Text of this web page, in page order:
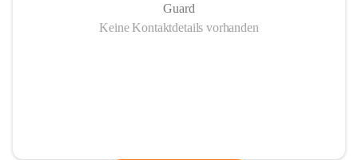
Guard
Keine Kontaktdetails vorhanden